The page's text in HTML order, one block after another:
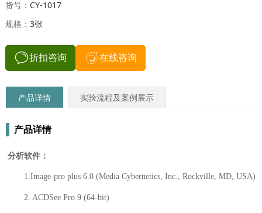
货号： CY-1017
规格： 3张
折扣咨询 在线咨询
产品详情 实验流程及案例展示
产品详情
分析软件：
1.Image-pro plus 6.0 (Media Cybernetics, Inc., Rockville, MD, USA)
2. ACDSee Pro 9 (64-bit)